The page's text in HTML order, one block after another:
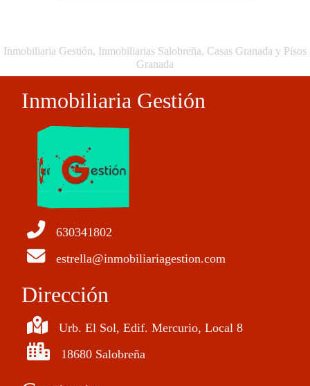
Inmobiliaria Gestión, Inmobiliarias Salobreña, Casas Granada y Pisos
Granada
Inmobiliaria Gestión
630341802
estrella@inmobiliariagestion.com
Dirección
Urb. El Sol, Edif. Mercurio, Local 8
18680 Salobreña